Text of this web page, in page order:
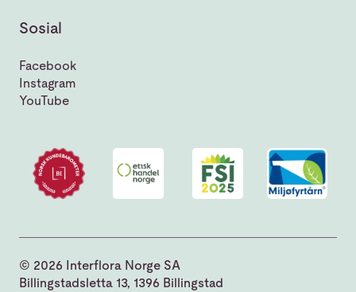
Sosial
Facebook
Instagram
YouTube
© 2026 Interflora Norge SA
Billingstadsletta 13, 1396 Billingstad